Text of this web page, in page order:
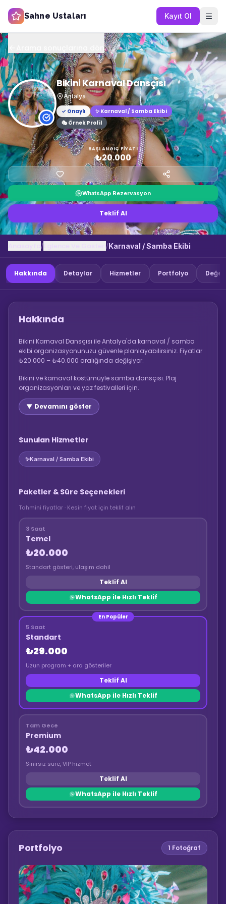
Sahne Ustaları Kayıt Ol
Bikini Karnaval Dansçısı
Antalya
✓ Onaylı
✨ Karnaval / Samba Ekibi
🎭 Örnek Profil
BAŞLANGIÇ FIYATI
₺20.000
WhatsApp Rezervasyon
Teklif Al
/ /Karnaval / Samba Ekibi
Hakkında Detaylar Hizmetler Portfolyo
Hakkında
Bikini Karnaval Dansçısı ile Antalya'da karnaval / samba
ekibi organizasyonunuzu güvenle planlayabilirsiniz. Fiyatlar
₺20.000 – ₺40.000 aralığında değişiyor.
Bikini ve karnaval kostümüyle samba dansçısı. Plaj
organizasyonları ve yaz festivalleri için.
▼ Devamını göster
Sunulan Hizmetler
✨Karnaval / Samba Ekibi
Paketler & Süre Seçenekleri
Tahmini fiyatlar · Kesin fiyat için teklif alın
3 Saat
Temel
₺20.000
Standart gösteri, ulaşım dahil
Teklif Al
WhatsApp ile Hızlı Teklif
En Popüler
5 Saat
Standart
₺29.000
Uzun program + ara gösteriler
Teklif Al
WhatsApp ile Hızlı Teklif
Tam Gece
Premium
₺42.000
Sınırsız süre, VIP hizmet
Teklif Al
WhatsApp ile Hızlı Teklif
Portfolyo 1 Fotoğraf